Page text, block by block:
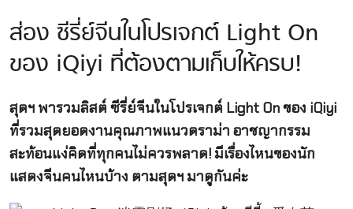
ส่อง ซีรี่ย์จีนในโปรเจกต์ Light On
ของ iQiyi ที่ต้องตามเก็บให้ครบ!
สุดฯ พารวมลิสต์ ซีรี่ย์จีนในโปรเจกต์ Light On ของ iQiyi
ที่รวมสุดยอดงานคุณภาพแนวดราม่า อาชญากรรม
สะท้อนแง่คิดที่ทุกคนไม่ควรพลาด! มีเรื่องไหนของนัก
แสดงจีนคนไหนบ้าง ตามสุดฯ มาดูกันค่ะ